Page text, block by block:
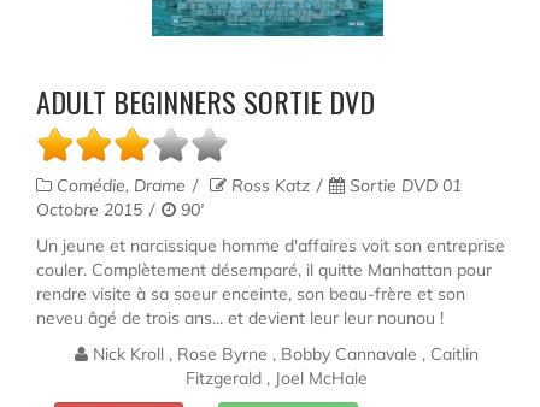
ADULT BEGINNERS SORTIE DVD
Comédie, Drame Ross Katz
Sortie DVD 01
Octobre 2015
90'
Un jeune et narcissique homme d'affaires voit son entreprise
couler. Complètement désemparé, il quitte Manhattan pour
rendre visite à sa soeur enceinte, son beau-frère et son
neveu âgé de trois ans... et devient leur leur nounou !
Nick Kroll , Rose Byrne , Bobby Cannavale , Caitlin
Fitzgerald , Joel McHale